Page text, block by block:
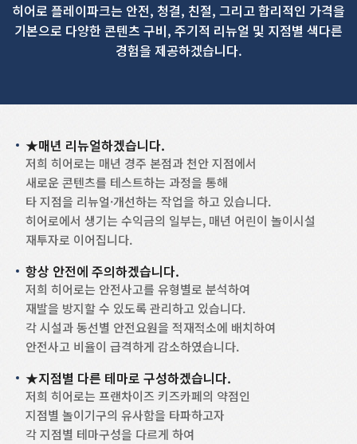
히어로 플레이파크는 안전, 청결, 친절, 그리고 합리적인 가격을
기본으로 다양한 콘텐츠 구비, 주기적 리뉴얼 및 지점별 색다른
경험을 제공하겠습니다.
★매년 리뉴얼하겠습니다.
저희 히어로는 매년 경주 본점과 천안 지점에서
새로운 콘텐츠를 테스트하는 과정을 통해
타 지점을 리뉴얼·개선하는 작업을 하고 있습니다.
히어로에서 생기는 수익금의 일부는, 매년 어린이 놀이시설
재투자로 이어집니다.
항상 안전에 주의하겠습니다.
저희 히어로는 안전사고를 유형별로 분석하여
재발을 방지할 수 있도록 관리하고 있습니다.
각 시설과 동선별 안전요원을 적재적소에 배치하여
안전사고 비율이 급격하게 감소하였습니다.
★지점별 다른 테마로 구성하겠습니다.
저희 히어로는 프랜차이즈 키즈카페의 약점인
지점별 놀이기구의 유사함을 타파하고자
각 지점별 테마구성을 다르게 하여